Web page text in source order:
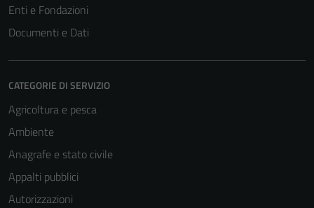
Enti e Fondazioni
Documenti e Dati
CATEGORIE DI SERVIZIO
Agricoltura e pesca
Ambiente
Anagrafe e stato civile
Appalti pubblici
Autorizzazioni